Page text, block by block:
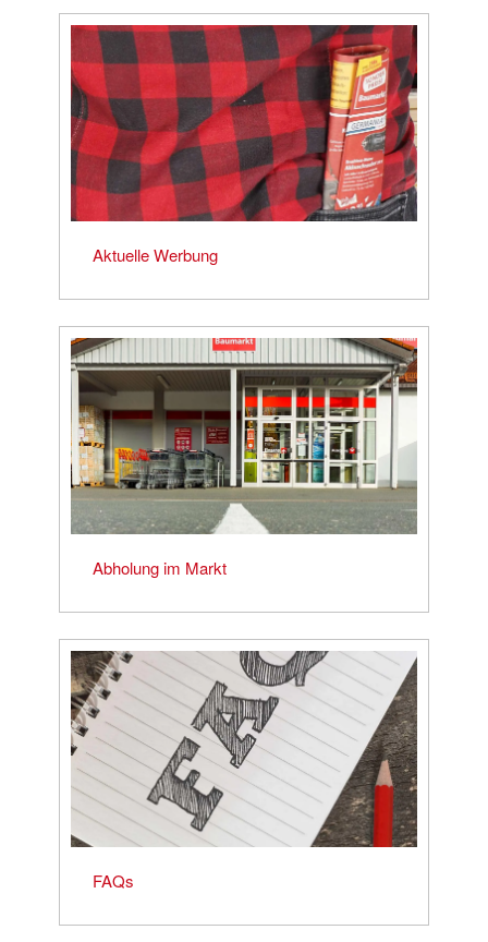
Aktuelle Werbung
Abholung im Markt
FAQs